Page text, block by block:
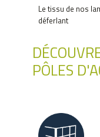
Le tissu de nos
déferlant
PÔLES